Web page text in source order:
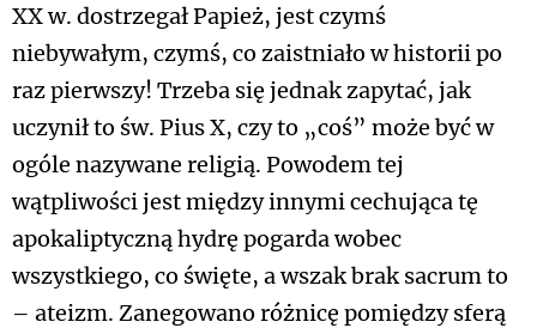
XX w. dostrzegał Papież, jest czymś
niebywałym, czymś, co zaistniało w historii po
raz pierwszy! Trzeba się jednak zapytać, jak
uczynił to św. Pius X, czy to „coś” może być w
ogóle nazywane religią. Powodem tej
wątpliwości jest między innymi cechująca tę
apokaliptyczną hydrę pogarda wobec
wszystkiego, co święte, a wszak brak sacrum to
– ateizm. Zanegowano różnicę pomiędzy sferą